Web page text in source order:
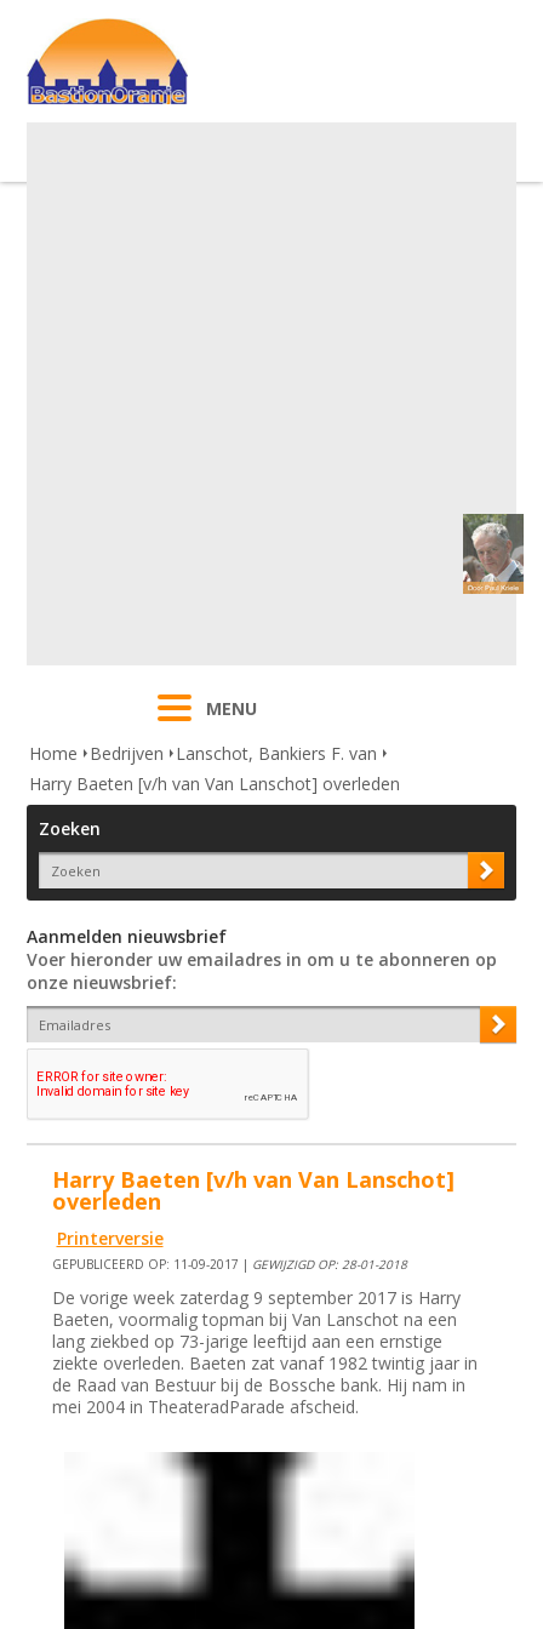
MENU
Home
Bedrijven
Lanschot, Bankiers F. van
Harry Baeten [v/h van Van Lanschot] overleden
Zoeken
Aanmelden nieuwsbrief
Voer hieronder uw emailadres in om u te abonneren op
onze nieuwsbrief:
Harry Baeten [v/h van Van Lanschot]
overleden
Printerversie
GEPUBLICEERD OP: 11-09-2017 | GEWIJZIGD OP: 28-01-2018
De vorige week zaterdag 9 september 2017 is Harry
Baeten, voormalig topman bij Van Lanschot na een
lang ziekbed op 73-jarige leeftijd aan een ernstige
ziekte overleden. Baeten zat vanaf 1982 twintig jaar in
de Raad van Bestuur bij de Bossche bank. Hij nam in
mei 2004 in TheateradParade afscheid.